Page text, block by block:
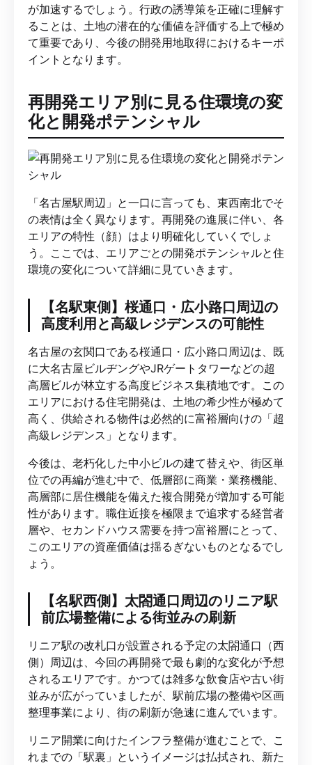
が加速するでしょう。行政の誘導策を正確に理解す
ることは、土地の潜在的な価値を評価する上で極め
て重要であり、今後の開発用地取得におけるキーポ
イントとなります。
再開発エリア別に見る住環境の変
化と開発ポテンシャル
「名古屋駅周辺」と一口に言っても、東西南北でそ
の表情は全く異なります。再開発の進展に伴い、各
エリアの特性（顔）はより明確化していくでしょ
う。ここでは、エリアごとの開発ポテンシャルと住
環境の変化について詳細に見ていきます。
【名駅東側】桜通口・広小路口周辺の
高度利用と高級レジデンスの可能性
名古屋の玄関口である桜通口・広小路口周辺は、既
に大名古屋ビルヂングやJRゲートタワーなどの超
高層ビルが林立する高度ビジネス集積地です。この
エリアにおける住宅開発は、土地の希少性が極めて
高く、供給される物件は必然的に富裕層向けの「超
高級レジデンス」となります。
今後は、老朽化した中小ビルの建て替えや、街区単
位での再編が進む中で、低層部に商業・業務機能、
高層部に居住機能を備えた複合開発が増加する可能
性があります。職住近接を極限まで追求する経営者
層や、セカンドハウス需要を持つ富裕層にとって、
このエリアの資産価値は揺るぎないものとなるでし
ょう。
【名駅西側】太閤通口周辺のリニア駅
前広場整備による街並みの刷新
リニア駅の改札口が設置される予定の太閤通口（西
側）周辺は、今回の再開発で最も劇的な変化が予想
されるエリアです。かつては雑多な飲食店や古い街
並みが広がっていましたが、駅前広場の整備や区画
整理事業により、街の刷新が急速に進んでいます。
リニア開業に向けたインフラ整備が進むことで、こ
れまでの「駅裏」というイメージは払拭され、新た